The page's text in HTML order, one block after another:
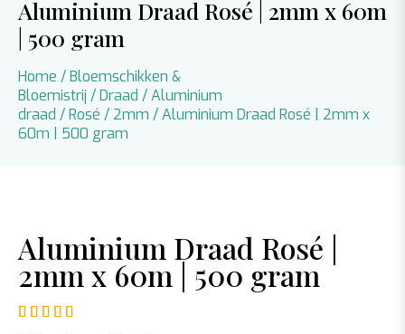
Aluminium Draad Rosé | 2mm x 60m
| 500 gram
Home /Bloemschikken &
Bloemistrij /Draad /Aluminium
draad /Rosé / 2mm / Aluminium Draad Rosé | 2mm x
60m | 500 gram
Aluminium Draad Rosé |
2mm x 60m | 500 gram